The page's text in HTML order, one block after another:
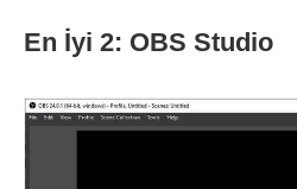
En İyi 2: OBS Studio